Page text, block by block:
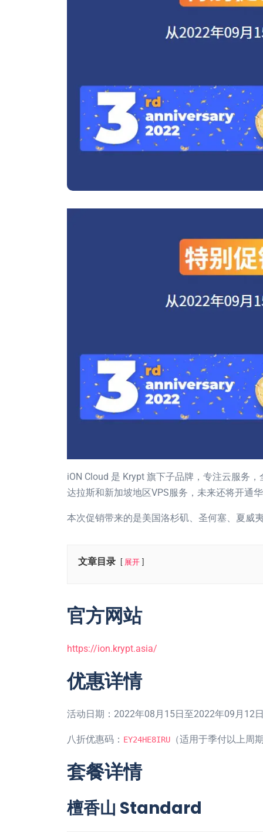
iON Cloud 是 Krypt 旗下子品牌，专注云服务
达拉斯和新加坡地区VPS服务，未来还将开通
本次促销带来的是美国洛杉矶、圣何塞、夏威
文章目录 展开
官方网站
https://ion.krypt.asia/
优惠详情
活动日期：2022年08月15日至2022年09月12
八折优惠码： EY24HE8IRU （适用于季付以上周
套餐详情
檀香山 Standard